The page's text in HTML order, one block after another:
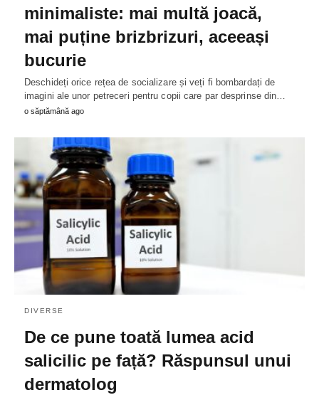
minimaliste: mai multă joacă,
mai puține brizbrizuri, aceeași
bucurie
Deschideți orice rețea de socializare și veți fi bombardați de
imagini ale unor petreceri pentru copii care par desprinse din…
o săptămână ago
DIVERSE
De ce pune toată lumea acid
salicilic pe față? Răspunsul unui
dermatolog